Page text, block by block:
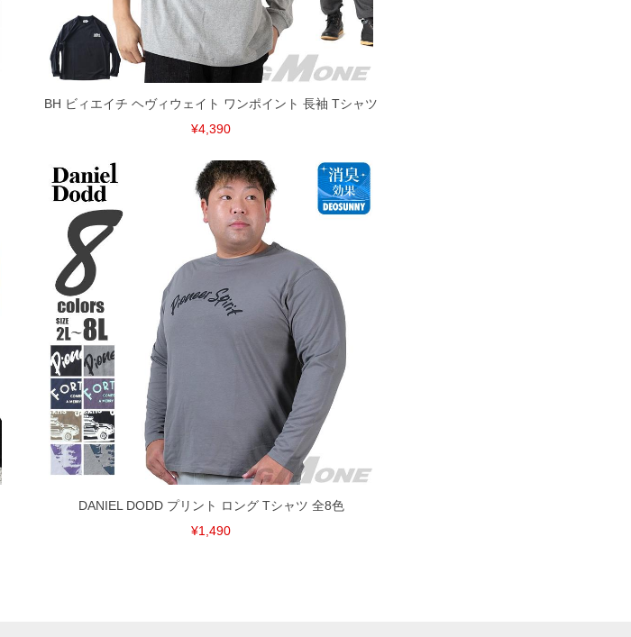
BH ビィエイチ ヘヴィウェイト ワンポイント 長袖 Tシャツ
¥4,390
DANIEL DODD プリント ロング Tシャツ 全8色
¥1,490